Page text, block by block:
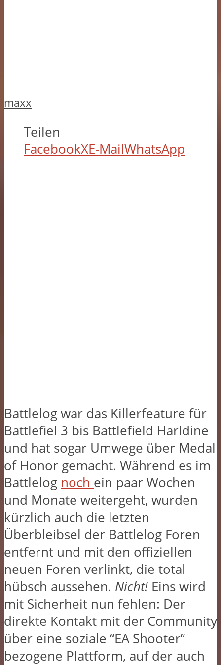
maxx
Teilen
FacebookXE-MailWhatsApp
Battlelog war das Killerfeature für
Battlefiel 3 bis Battlefield Harldine
und hat sogar Umwege über Medal
of Honor gemacht. Während es im
Battlelog noch ein paar Wochen
und Monate weitergeht, wurden
kürzlich auch die letzten
Überbleibsel der Battlelog Foren
entfernt und mit den offiziellen
neuen Foren verlinkt, die total
hübsch aussehen. Nicht! Eins wird
mit Sicherheit nun fehlen: Der
direkte Kontakt mit der Community
über eine soziale “EA Shooter”
bezogene Plattform, auf der auch